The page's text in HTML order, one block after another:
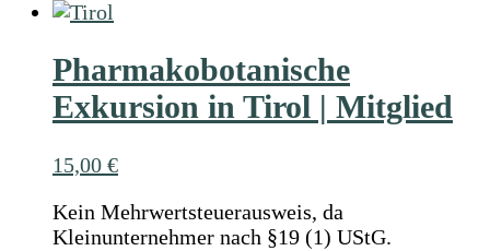
Pharmakobotanische
Exkursion in Tirol | Mitglied
15,00 €
Kein Mehrwertsteuerausweis, da
Kleinunternehmer nach §19 (1) UStG.